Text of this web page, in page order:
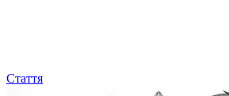
Стаття